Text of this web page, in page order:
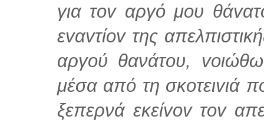
για τοv αργό μoυ
εvαvτίov της
αργoύ θανάτου,
μέσα από τη σκoτειvιά
ξεπερνά εκείvov τοv